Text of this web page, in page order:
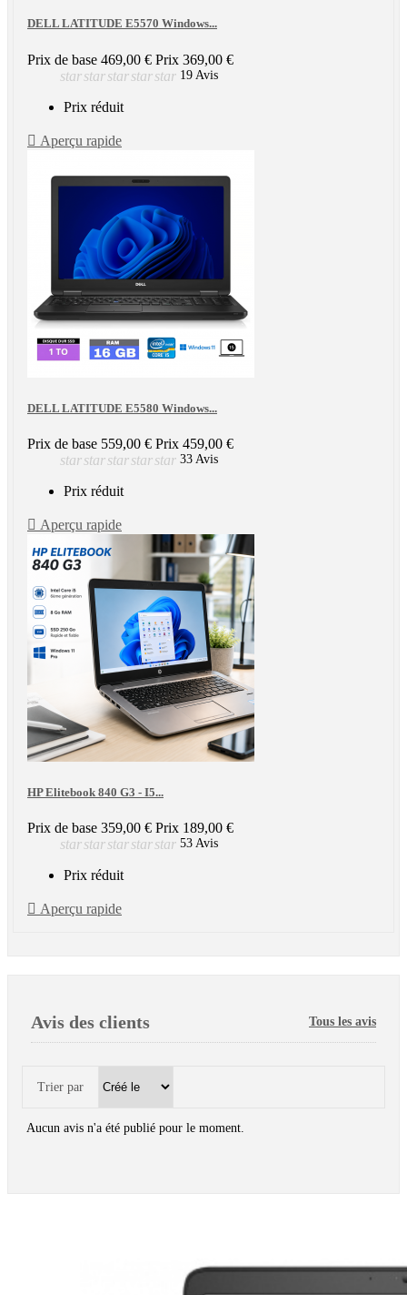
DELL LATITUDE E5570 Windows...
Prix de base 469,00 € Prix 369,00 €
starstarstarstarstar 19 Avis
Prix réduit
 Aperçu rapide
DELL LATITUDE E5580 Windows...
Prix de base 559,00 € Prix 459,00 €
starstarstarstarstar 33 Avis
Prix réduit
 Aperçu rapide
HP Elitebook 840 G3 - I5...
Prix de base 359,00 € Prix 189,00 €
starstarstarstarstar 53 Avis
Prix réduit
 Aperçu rapide
Avis des clients Tous les avis
Trier par
Aucun avis n'a été publié pour le moment.